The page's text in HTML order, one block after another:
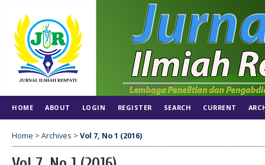
HOME ABOUT LOGIN REGISTER SEARCH CURRENT
Home > Archives > Vol 7, No 1 (2016)